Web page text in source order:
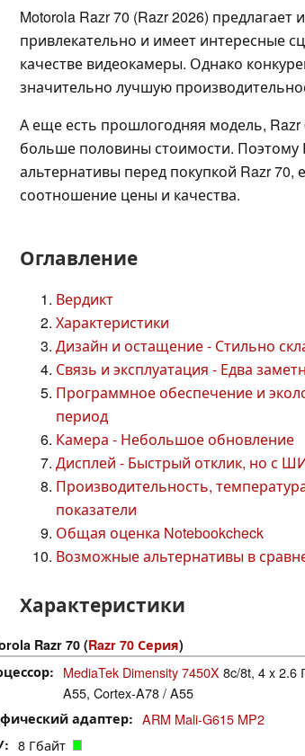
Motorola Razr 70 (Razr 2026)
привлекательно и имеет интересные
качестве видеокамеры. Однако
значительно лучшую
А еще есть прошлогодняя модель, Razr
больше половины стоимости. Поэтому
альтернативы перед покупкой Razr
соотношение цены и качества.
Оглавление
Вердикт
Характеристики
Дизайн и остащение - Стильно
Связь и эксплуатация - Едва
Программное обеспечение и
период
Камера - Небольшое обновление
Дисплей - Быстрый отклик, но с
Производительность,
показатели
Общая оценка Notebookcheck
Возможные альтернативы в
Характеристики
Razr 70 (Razr 70 Серия)
MediaTek Dimensity 7450X 8c/8t, 4 x 2.6
A55, Cortex-A78 / A55
адаптер ARM Mali-G615 MP2
8 Гбайт